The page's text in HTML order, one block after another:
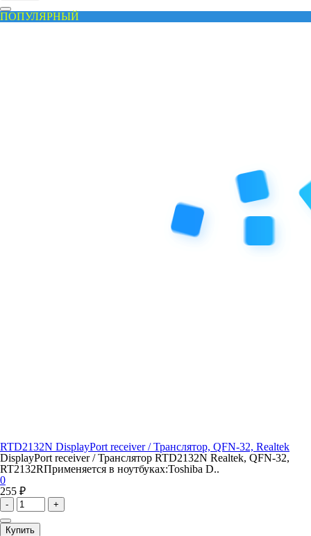
ПОПУЛЯРНЫЙ
RTD2132N DisplayPort receiver / Транслятор, QFN-32, Realtek
DisplayPort receiver / Транслятор RTD2132N Realtek, QFN-32,
RT2132RПрименяется в ноутбуках:Toshiba D..
0
255 ₽
- +
Купить